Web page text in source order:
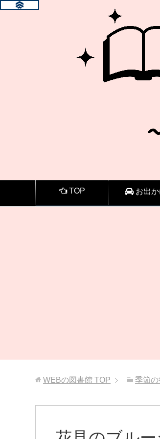
TOP お出か
WEBの図書館 TOP 季節の